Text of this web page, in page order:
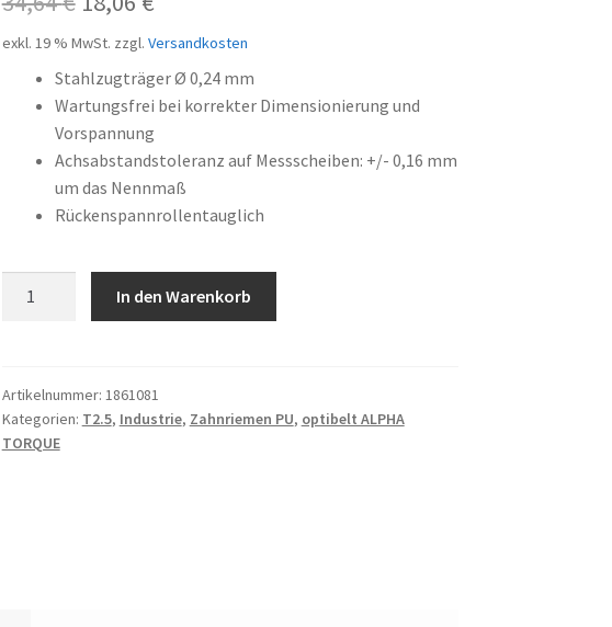
Preis
war:
34,64 €
Preis
ist:
18,06 €.
exkl. 19 % MwSt. zzgl. Versandkosten
Stahlzugträger Ø 0,24 mm
Wartungsfrei bei korrekter Dimensionierung und
Vorspannung
Achsabstandstoleranz auf Messscheiben: +/- 0,16 mm
um das Nennmaß
Rückenspannrollentauglich
Menge
In den Warenkorb
Artikelnummer: 1861081
Kategorien: T2.5, Industrie, Zahnriemen PU, optibelt ALPHA
TORQUE